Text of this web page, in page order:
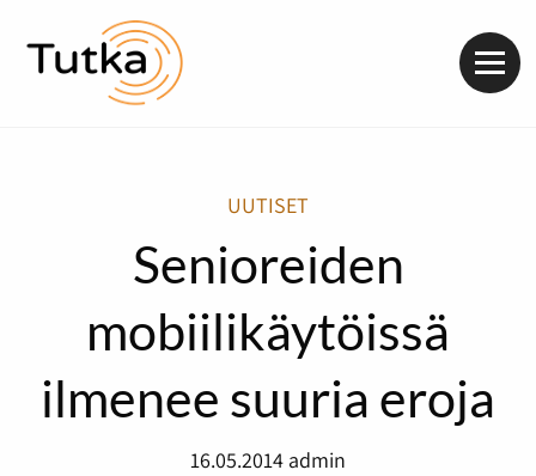
UUTISET
Senioreiden
mobiilikäytöissä
ilmenee suuria eroja
16.05.2014 admin